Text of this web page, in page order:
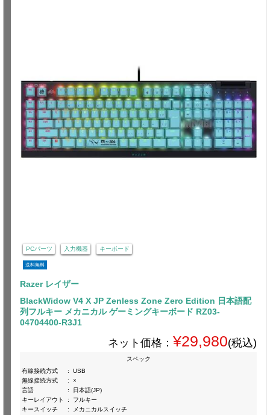
PCパーツ 入力機器 キーボード
送料無料
Razer レイザー
BlackWidow V4 X JP Zenless Zone Zero Edition 日本語配
列フルキー メカニカル ゲーミングキーボード RZ03-
04704400-R3J1
ネット価格： ¥29,980(税込)
スペック
有線接続方式
:
USB
無線接続方式
:
×
言語
:
日本語(JP)
キーレイアウト
:
フルキー
キースイッチ
:
メカニカルスイッチ